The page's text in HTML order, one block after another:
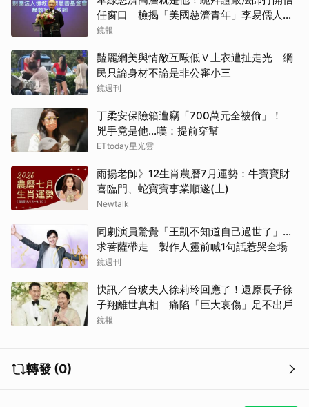
任窗口 檢揭「美國慈濟青年」李易儒人脈
網絡
鏡報
豔麗網美與情敵互毆低Ｖ上衣遭扯走光 網
民只論身材不論是非公審小三
鏡週刊
丁柔安保險箱遭竊「700萬元全被偷」！
兇手竟是他...嘆：提前穿幫
ETtoday星光雲
雨揚老師》12生肖農曆7月運勢：牛寶寶財
喜臨門、蛇寶寶事業順遂(上)
Newtalk
同劇演員驚覺「王凱不知道自己過世了」...
求菩薩帶走 製作人靈前喊1句話惹哭全場
鏡週刊
快訊／台玻夫人徐莉玲回應了！還原長子徐
子翔離世真相 痛陷「巨大哀傷」足不出戶
鏡報
轉發 (0)